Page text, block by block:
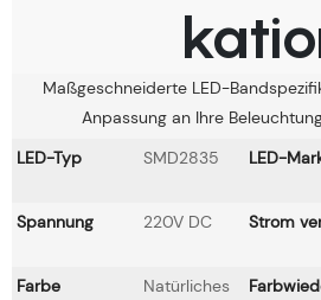
Maßgeschneiderte LED-
Anpassung an Ihre
LED-Typ
SMD2835 LED-
Spannung 220V DC Strom
Farbe
Natürliches